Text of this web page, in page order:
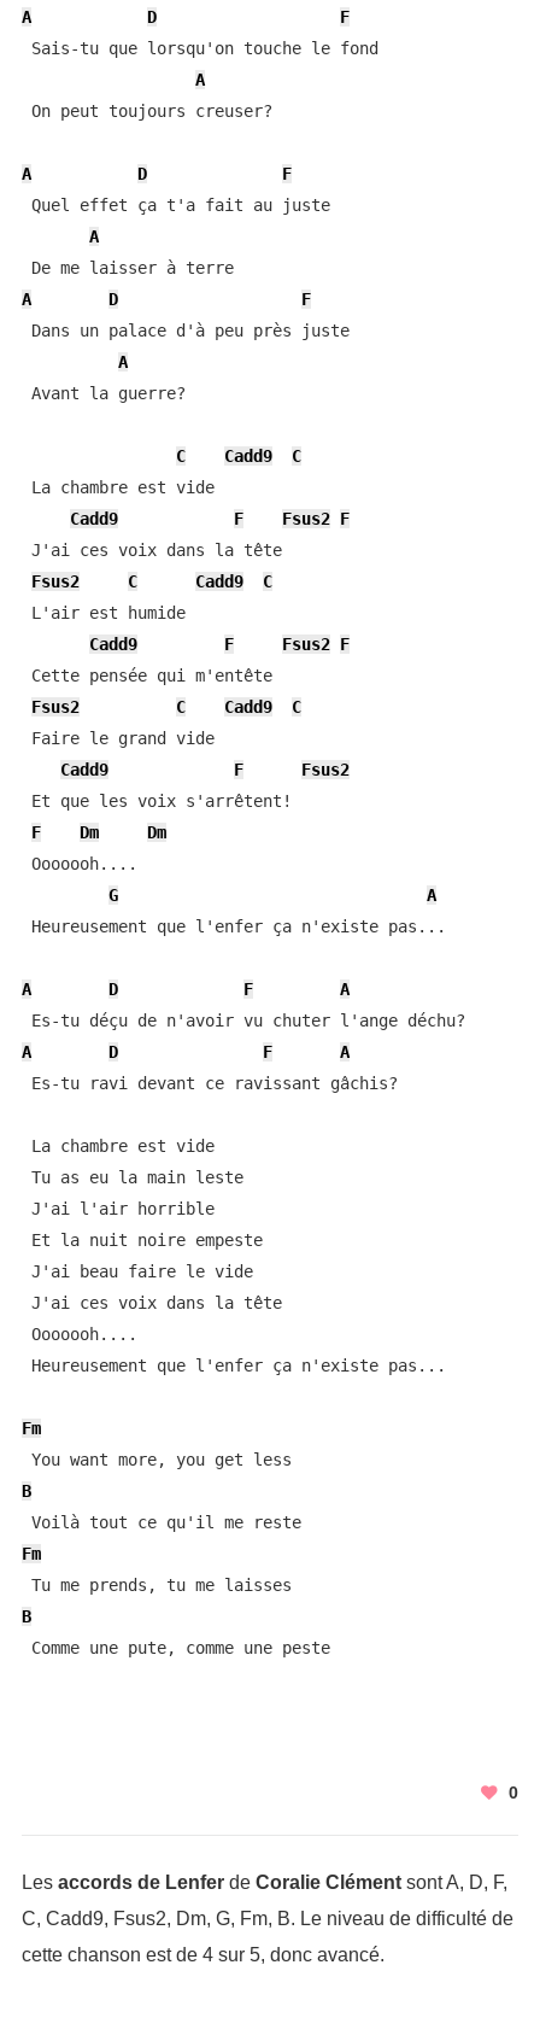
A
D
F
Sais-tu que lorsqu'on touche le fond
A
On peut toujours creuser?
A D
F
Quel effet ça t'a fait au juste
A
De me laisser à terre
A
D
F
Dans un palace d'à peu près juste
A
Avant la guerre?
C Cadd9
C
La chambre est vide
Cadd9
F Fsus2 F
J'ai ces voix dans la tête
Fsus2
C Cadd9
C
L'air est humide
Cadd9
F Fsus2 F
Cette pensée qui m'entête
Fsus2
C Cadd9
C
Faire le grand vide
Cadd9
F
Fsus2
Et que les voix s'arrêtent!
F
Dm
Dm
Ooooooh....
G
A
Heureusement que l'enfer ça n'existe pas...
A D F
A
A
D F
A
Es-tu ravi devant ce ravissant gâchis?
La chambre est vide
Tu as eu la main leste
J'ai l'air horrible
Et la nuit noire empeste
J'ai beau faire le vide
J'ai ces voix dans la tête
Ooooooh....
Heureusement que l'enfer ça n'existe pas...
Fm
B
Voilà tout ce qu'il me reste
Fm
B
Comme une pute, comme une peste
0
Les accords de Lenferde Coralie Clémentsont A, D, F,
C, Cadd9, Fsus2, Dm, G, Fm, B. Le niveau de difficulté de
cette chanson est de 4 sur 5, donc avancé.